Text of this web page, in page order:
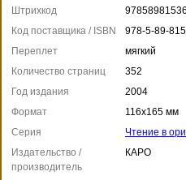
Штрихкод
Код поставщика / ISBN
978-5-89-
Переплет
мягкий
Количество страниц
352
Год издания
2004
Формат
116x165 мм
Серия
Чтение в
Издательство /
производитель
КАРО